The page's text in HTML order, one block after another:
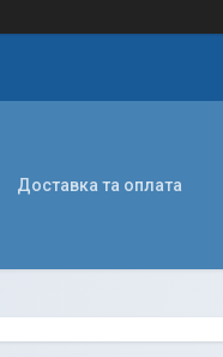
Доставка та оплата